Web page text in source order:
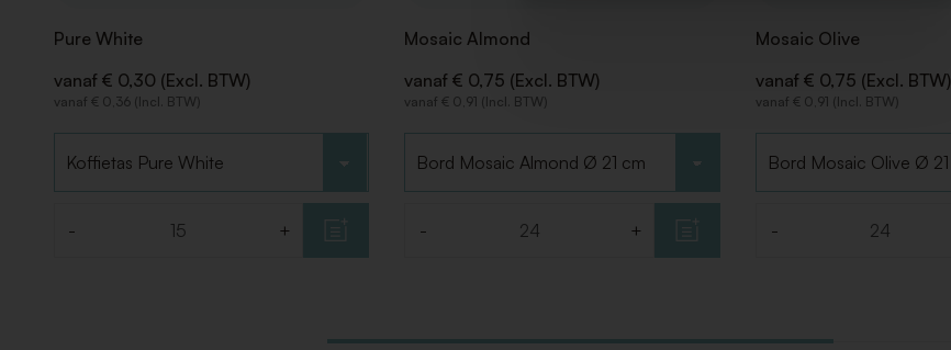
Pure White
vanaf € 0,30 (Excl. BTW)
vanaf € 0,36 (Incl. BTW)
- +
Mosaic Almond
vanaf € 0,75 (Excl. BTW)
vanaf € 0,91 (Incl. BTW)
- +
Mosaic Olive
vanaf € 0,75 (Excl. BTW)
vanaf € 0,91 (Incl. BTW)
-